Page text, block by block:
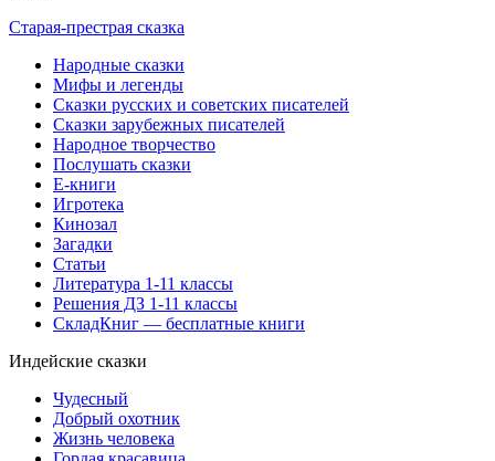
Старая-престрая сказка
Народные сказки
Мифы и легенды
Сказки русских и советских писателей
Сказки зарубежных писателей
Народное творчество
Послушать сказки
Е-книги
Игротека
Кинозал
Загадки
Статьи
Литература 1-11 классы
Решения ДЗ 1-11 классы
СкладКниг — бесплатные книги
Индейские сказки
Чудесный
Добрый охотник
Жизнь человека